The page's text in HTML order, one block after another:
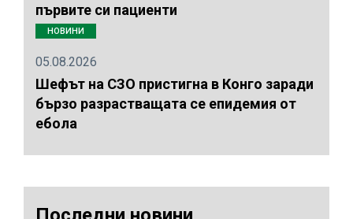
първите си пациенти
НОВИНИ
05.08.2026
Шефът на СЗО пристигна в Конго заради
бързо разрастващата се епидемия от
ебола